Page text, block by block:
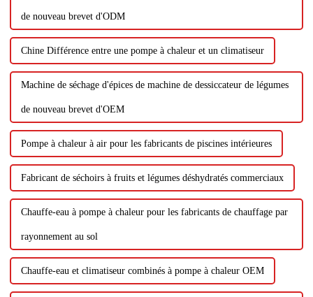
de nouveau brevet d'ODM
Chine Différence entre une pompe à chaleur et un climatiseur
Machine de séchage d'épices de machine de dessiccateur de légumes
de nouveau brevet d'OEM
Pompe à chaleur à air pour les fabricants de piscines intérieures
Fabricant de séchoirs à fruits et légumes déshydratés commerciaux
Chauffe-eau à pompe à chaleur pour les fabricants de chauffage par
rayonnement au sol
Chauffe-eau et climatiseur combinés à pompe à chaleur OEM